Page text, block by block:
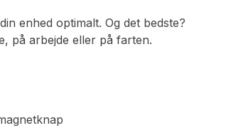
enhed optimalt. Og det bedste?
på arbejde eller på farten.